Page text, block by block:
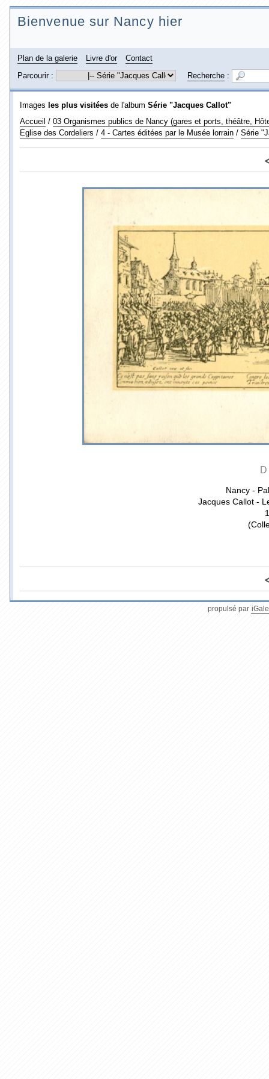
Bienvenue sur Nancy hier
Plan de la galerie Livre d'or
Contact
Parcourir :
Recherche :
Images les plus visitées de l'album Série "Jacques Callot"
Accueil / 03 Organismes publics de Nancy (gares et ports, théâtre,
Eglise des Cordeliers / 4 - Cartes éditées par le Musée lorrain / Série
Nancy -
Jacques Callot -
propulsé par